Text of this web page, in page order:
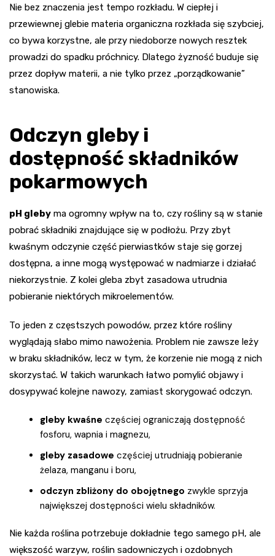
Nie bez znaczenia jest tempo rozkładu. W ciepłej i
przewiewnej glebie materia organiczna rozkłada się szybciej,
co bywa korzystne, ale przy niedoborze nowych resztek
prowadzi do spadku próchnicy. Dlatego żyzność buduje się
przez dopływ materii, a nie tylko przez „porządkowanie”
stanowiska.
Odczyn gleby i
dostępność składników
pokarmowych
pH gleby ma ogromny wpływ na to, czy rośliny są w stanie
pobrać składniki znajdujące się w podłożu. Przy zbyt
kwaśnym odczynie część pierwiastków staje się gorzej
dostępna, a inne mogą występować w nadmiarze i działać
niekorzystnie. Z kolei gleba zbyt zasadowa utrudnia
pobieranie niektórych mikroelementów.
To jeden z częstszych powodów, przez które rośliny
wyglądają słabo mimo nawożenia. Problem nie zawsze leży
w braku składników, lecz w tym, że korzenie nie mogą z nich
skorzystać. W takich warunkach łatwo pomylić objawy i
dosypywać kolejne nawozy, zamiast skorygować odczyn.
gleby kwaśne częściej ograniczają dostępność
fosforu, wapnia i magnezu,
gleby zasadowe częściej utrudniają pobieranie
żelaza, manganu i boru,
odczyn zbliżony do obojętnego zwykle sprzyja
największej dostępności wielu składników.
Nie każda roślina potrzebuje dokładnie tego samego pH, ale
większość warzyw, roślin sadowniczych i ozdobnych